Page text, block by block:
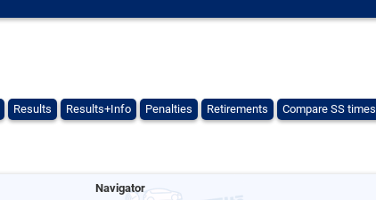
Results Results+Info Penalties Retirements Compare SS times
Navigator